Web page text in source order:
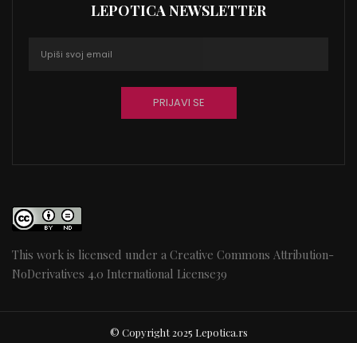
LEPOTICA NEWSLETTER
This work is licensed under a Creative Commons Attribution-
NoDerivatives 4.0 International License39
© Copyright 2025 Lepotica.rs